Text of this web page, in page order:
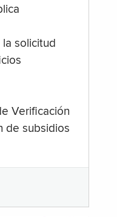
solicitud
Verificación
de subsidios